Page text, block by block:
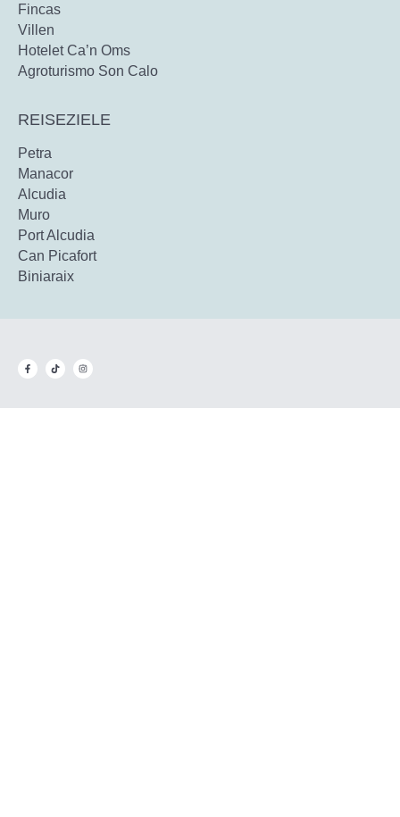
Fincas
Villen
Hotelet Ca’n Oms
Agroturismo Son Calo
REISEZIELE
Petra
Manacor
Alcudia
Muro
Port Alcudia
Can Picafort
Biniaraix